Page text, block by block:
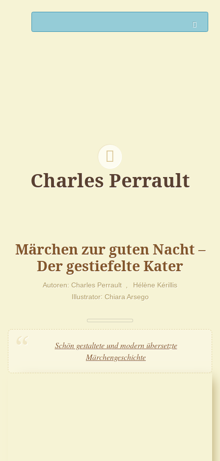
Charles Perrault
Märchen zur guten Nacht –
Der gestiefelte Kater
Autoren Charles Perrault
Hélène Kérillis
Illustrator Chiara Arsego
Schön gestaltete und modern übersetzte
Märchengeschichte